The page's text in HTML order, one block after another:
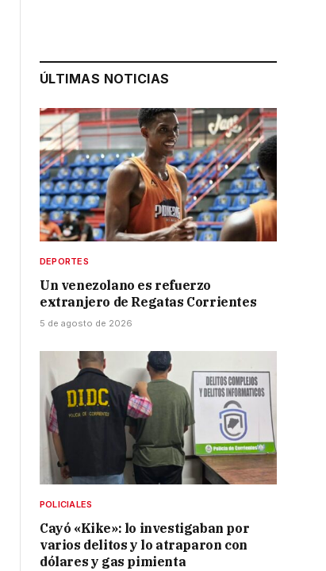
ÚLTIMAS NOTICIAS
DEPORTES
Un venezolano es refuerzo
extranjero de Regatas Corrientes
5 de agosto de 2026
POLICIALES
Cayó «Kike»: lo investigaban por
varios delitos y lo atraparon con
dólares y gas pimienta